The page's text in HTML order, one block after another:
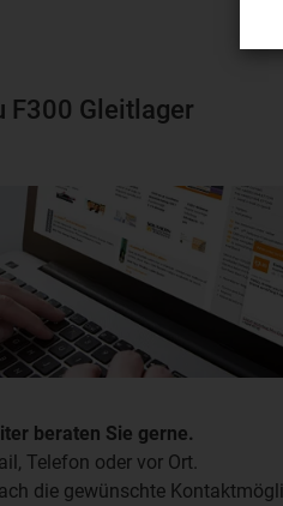
F300 Gleitlager
beraten Sie gerne.
Telefon oder vor Ort.
die gewünschte